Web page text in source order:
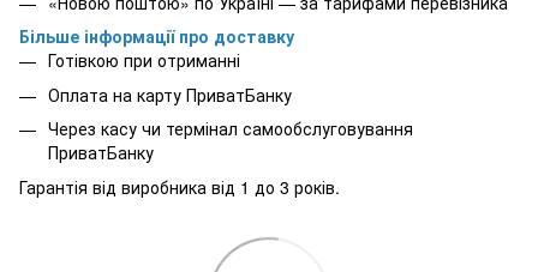
Більше інформації про доставку
Готівкою при отриманні
Оплата на карту ПриватБанку
Через касу чи термінал самообслуговування
ПриватБанку
Гарантія від виробника від 1 до 3 років.